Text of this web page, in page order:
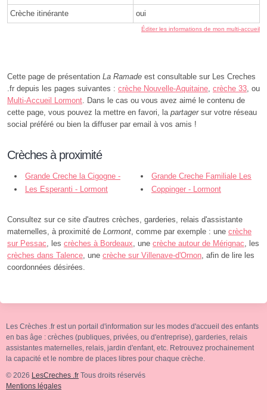
Crèche itinérante oui
Éditer les informations de mon multi-accueil
Cette page de présentation La Ramade est consultable sur Les Creches
.fr depuis les pages suivantes : crèche Nouvelle-Aquitaine crèche 33 , ou
Multi-Accueil Lormont . Dans le cas ou vous avez aimé le contenu de
cette page, vous pouvez la mettre en favori, la partagersur votre réseau
social préféré ou bien la diffuser par email à vos amis !
Crèches à proximité
Grande Creche la Cigogne -
Lormont
Grande Creche Familiale Les
Renardeaux - Lormont
Les Esperanti - Lormont Coppinger - Lormont
Consultez sur ce site d'autres crèches, garderies, relais d'assistante
maternelles, à proximité de Lormont , comme par exemple : une crèche
sur Pessac , les crèches à Bordeaux , une crèche autour de Mérignac , les
crèches dans Talence , une crèche sur Villenave-d'Ornon , afin de lire les
coordonnées désirées.
Les Crèches .fr est un portail d'information sur les modes d'accueil des enfants
en bas âge : crèches (publiques, privées, ou d'entreprise), garderies, relais
assistantes maternelles, relais, jardin d'enfant, etc. Retrouvez prochainement
la capacité et le nombre de places libres pour chaque crèche.
© 2026 LesCreches .fr Tous droits réservés
Mentions légales